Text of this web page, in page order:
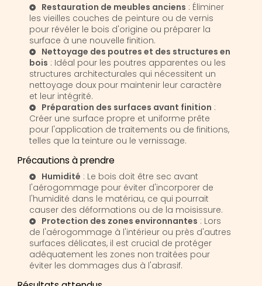
Restauration de meubles anciens : Éliminer
les vieilles couches de peinture ou de vernis
pour révéler le bois d'origine ou préparer la
surface à une nouvelle finition.
Nettoyage des poutres et des structures en
bois : Idéal pour les poutres apparentes ou les
structures architecturales qui nécessitent un
nettoyage doux pour maintenir leur caractère
et leur intégrité.
Préparation des surfaces avant finition :
Créer une surface propre et uniforme prête
pour l'application de traitements ou de finitions,
telles que la teinture ou le vernissage.
Précautions à prendre
Humidité : Le bois doit être sec avant
l'aérogommage pour éviter d'incorporer de
l'humidité dans le matériau, ce qui pourrait
causer des déformations ou de la moisissure.
Protection des zones environnantes : Lors
de l'aérogommage à l'intérieur ou près d'autres
surfaces délicates, il est crucial de protéger
adéquatement les zones non traitées pour
éviter les dommages dus à l'abrasif.